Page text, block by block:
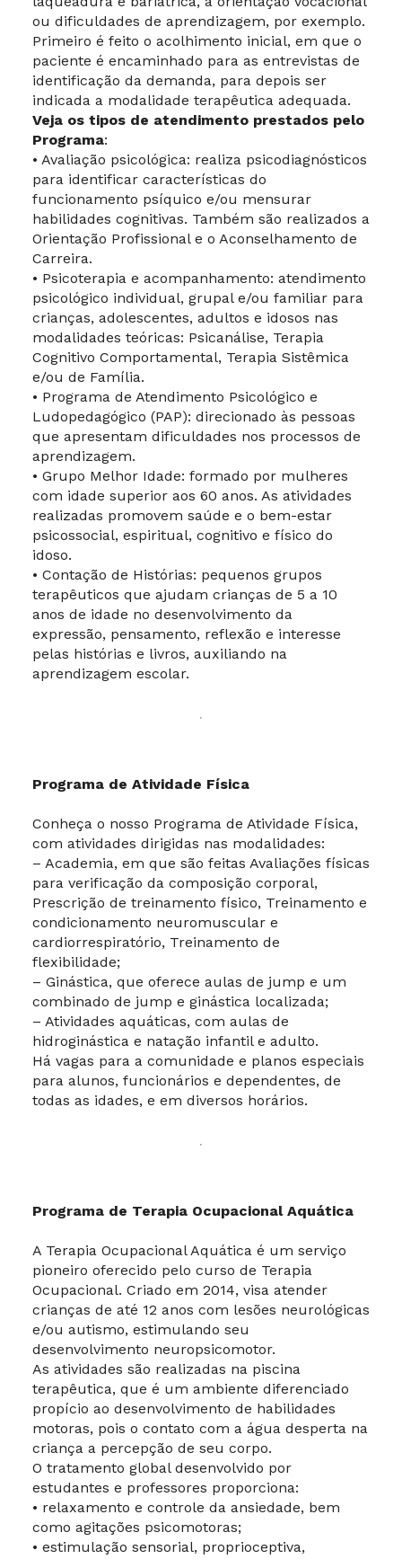
ou dificuldades de aprendizagem, por exemplo.
Primeiro é feito o acolhimento inicial, em que o
paciente é encaminhado para as entrevistas de
identificação da demanda, para depois ser
indicada a modalidade terapêutica adequada.
Veja os tipos de atendimento prestados pelo
Programa:
• Avaliação psicológica: realiza psicodiagnósticos
para identificar características do
funcionamento psíquico e/ou mensurar
habilidades cognitivas. Também são realizados a
Orientação Profissional e o Aconselhamento de
Carreira.
• Psicoterapia e acompanhamento: atendimento
psicológico individual, grupal e/ou familiar para
crianças, adolescentes, adultos e idosos nas
modalidades teóricas: Psicanálise, Terapia
Cognitivo Comportamental, Terapia Sistêmica
e/ou de Família.
• Programa de Atendimento Psicológico e
Ludopedagógico (PAP): direcionado às pessoas
que apresentam dificuldades nos processos de
aprendizagem.
• Grupo Melhor Idade: formado por mulheres
com idade superior aos 60 anos. As atividades
realizadas promovem saúde e o bem-estar
psicossocial, espiritual, cognitivo e físico do
idoso.
• Contação de Histórias: pequenos grupos
terapêuticos que ajudam crianças de 5 a 10
anos de idade no desenvolvimento da
expressão, pensamento, reflexão e interesse
pelas histórias e livros, auxiliando na
aprendizagem escolar.
Programa de Atividade Física
Conheça o nosso Programa de Atividade Física,
com atividades dirigidas nas modalidades:
– Academia, em que são feitas Avaliações físicas
para verificação da composição corporal,
Prescrição de treinamento físico, Treinamento e
condicionamento neuromuscular e
cardiorrespiratório, Treinamento de
flexibilidade;
– Ginástica, que oferece aulas de jump e um
combinado de jump e ginástica localizada;
– Atividades aquáticas, com aulas de
hidroginástica e natação infantil e adulto.
Há vagas para a comunidade e planos especiais
para alunos, funcionários e dependentes, de
todas as idades, e em diversos horários.
Programa de Terapia Ocupacional Aquática
A Terapia Ocupacional Aquática é um serviço
pioneiro oferecido pelo curso de Terapia
Ocupacional. Criado em 2014, visa atender
crianças de até 12 anos com lesões neurológicas
e/ou autismo, estimulando seu
desenvolvimento neuropsicomotor.
As atividades são realizadas na piscina
terapêutica, que é um ambiente diferenciado
propício ao desenvolvimento de habilidades
motoras, pois o contato com a água desperta na
criança a percepção de seu corpo.
O tratamento global desenvolvido por
estudantes e professores proporciona:
• relaxamento e controle da ansiedade, bem
como agitações psicomotoras;
• estimulação sensorial, proprioceptiva,